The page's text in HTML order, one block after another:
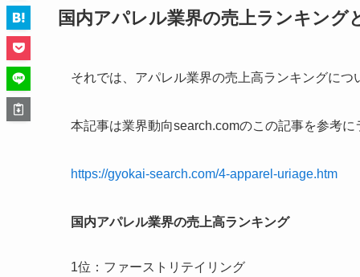
国内アパレル業界の売上ランキング
それでは、アパレル業界の売上高ランキングにつ
本記事は業界動向search.comのこの記事を参考
https://gyokai-search.com/4-apparel-uriage.htm
国内アパレル業界の売上高ランキング
1位：ファーストリテイリング